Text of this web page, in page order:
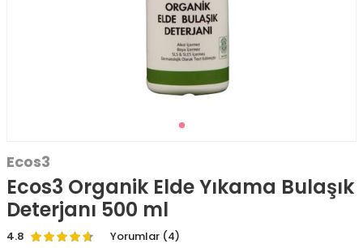
Ecos3
Ecos3 Organik Elde Yıkama Bulaşık
Deterjanı 500 ml
4.8
Yorumlar (4)